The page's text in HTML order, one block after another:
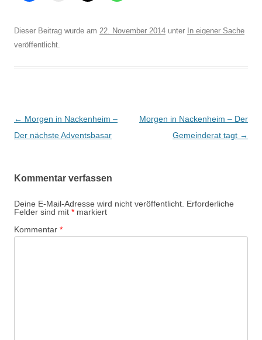
Dieser Beitrag wurde am 22. November 2014 unter In eigener Sache
veröffentlicht.
Beitrags-
Navigation
← Morgen in Nackenheim –
Der nächste Adventsbasar
Morgen in Nackenheim – Der
Gemeinderat tagt →
Kommentar verfassen
Deine E-Mail-Adresse wird nicht veröffentlicht. Erforderliche
Felder sind mit * markiert
Kommentar *